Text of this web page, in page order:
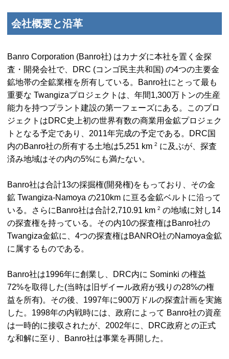
会社概要と沿革
Banro Corporation (Banro社) はカナダに本社を置く金探
査・開発会社で、
DRC (コンゴ民主共和国) の4つの主要金
鉱地帯の全鉱業権を所有している。Banro社にとって最も
重要な Twangizaプロジェクトは、年間1,300万トンの生産
能力を持つプラント建設の第一フェーズにある。このプロ
ジェクトはDRC史上初の世界有数の商業用金鉱プロジェク
トとなる予定であり、2011年完成の予定である。
DRC国
内のBanro社の所有する土地は5,251 km 2 に及ぶが、探査
済み地域はその内の5%にも満たない。
Banro社は合計13の採掘権(開発権)をもっており、その金
鉱 Twangiza-Namoya の210km に亘る金鉱ベルトに沿って
いる。さらにBanro社は合計2,710.91 km 2 の地域に対し14
の探査権を持っている。その内10の探査権はBanro社の
Twangiza金鉱に、4つの探査権はBANRO社のNamoya金鉱
に属するものである。
Banro社は1996年に創業し、 DRC内に Sominki の権益
72%を取得した(当時は旧ザイール政府が残りの28%の権
益を所有)。その後、1997年に900万ドルの探査計画を実施
した。1998年の内戦時には、政府によって Banro社の資産
は一時的に接収されたが、2002年に、
DRC政府との正式
な和解に至り、Banro社は事業を再開した。